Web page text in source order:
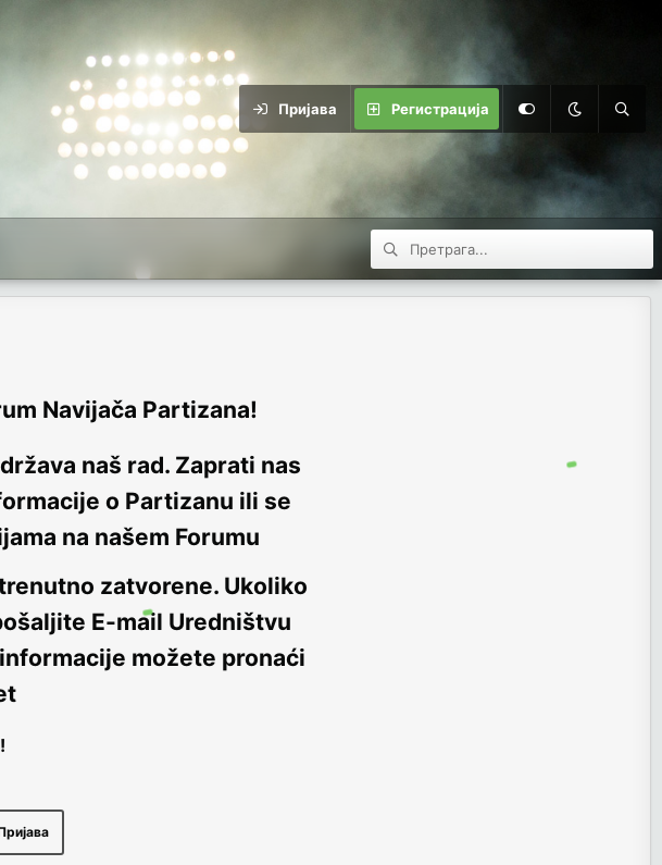
Пријава Регистрација
Navijača Partizana!
naš rad. Zaprati nas
o Partizanu ili se
na našem Forumu
zatvorene. Ukoliko
E-mail Uredništvu
možete pronaći